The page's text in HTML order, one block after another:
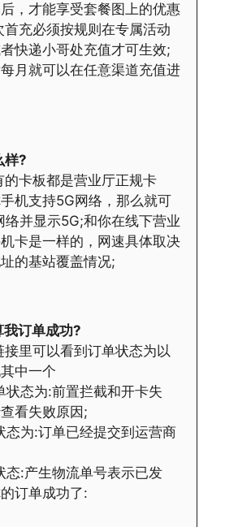
，才能享受套餐图上的优惠
首充必须按规则在专属活动
快递小哥处充值才可生效;
月就可以在任意渠道充值进
样?
的卡板都是营业厅正规卡
机支持5G网络，那么就可
络并显示5G;和你在线下营业
卡是一样的，网速具体取决
的基站覆盖情况;
我订单成功?
接里可以看到订单状态为以
中一个
态为:前置拦截和开卡失
看失败原因;
为:订单已经提交到运营商
:产生物流单号表示已发
订单成功了: